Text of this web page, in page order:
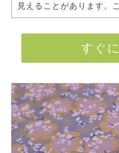
見えることがあります。
すぐ